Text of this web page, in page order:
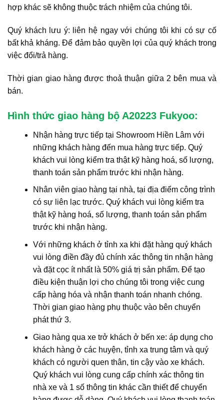
hợp khác sẽ không thuộc trách nhiệm của chúng tôi.
Quý khách lưu ý: liên hệ ngay với chúng tôi khi có sự cố
bất khả kháng. Để đảm bảo quyền lợi của quý khách trong
việc đổi/trả hàng.
Thời gian giao hàng được thoả thuận giữa 2 bên mua và
bán.
Hình thức giao hàng bộ A20223 Fukyoo:
Nhận hàng trực tiếp tại Showroom Hiền Lâm với
những khách hàng đến mua hàng trực tiếp. Quý
khách vui lòng kiểm tra thật kỹ hàng hoá, số lượng,
thanh toán sản phẩm trước khi nhận hàng.
Nhân viên giao hàng tại nhà, tại địa điểm công trình
có sự liên lạc trước. Quý khách vui lòng kiểm tra
thật kỹ hàng hoá, số lượng, thanh toán sản phẩm
trước khi nhận hàng.
Với những khách ở tỉnh xa khi đặt hàng quý khách
vui lòng điền đầy đủ chính xác thông tin nhận hàng
và đặt cọc ít nhất là 50% giá trị sản phẩm. Để tạo
điều kiện thuận lợi cho chúng tôi trong việc cung
cấp hàng hóa và nhận thanh toán nhanh chóng.
Thời gian giao hàng phụ thuộc vào bên chuyển
phát thứ 3.
Giao hàng qua xe trở khách ở bến xe: áp dụng cho
khách hàng ở các huyện, tỉnh xa trung tâm và quý
khách có người quen thân, tin cậy vào xe khách.
Quý khách vui lòng cung cấp chính xác thông tin
nhà xe và 1 số thông tin khác cần thiết để chuyển